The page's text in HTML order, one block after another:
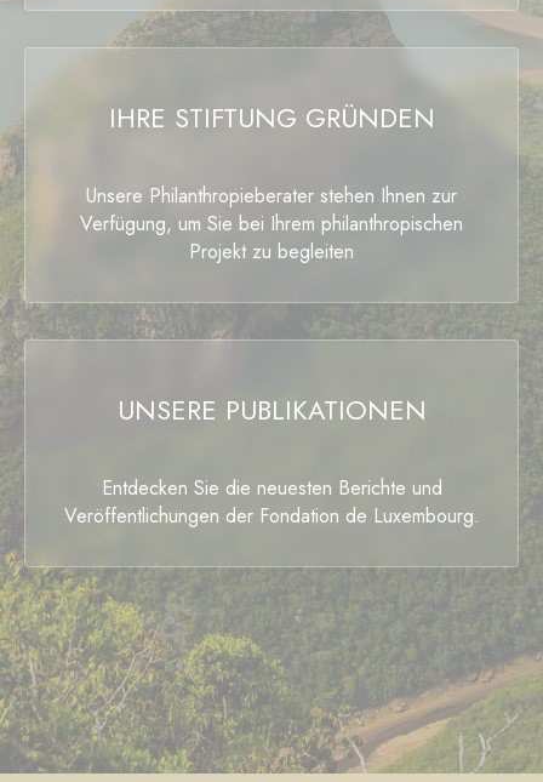
IHRE STIFTUNG GRÜNDEN
Unsere Philanthropieberater stehen Ihnen zur
Verfügung, um Sie bei Ihrem philanthropischen
Projekt zu begleiten
UNSERE PUBLIKATIONEN
Entdecken Sie die neuesten Berichte und
Veröffentlichungen der Fondation de Luxembourg.